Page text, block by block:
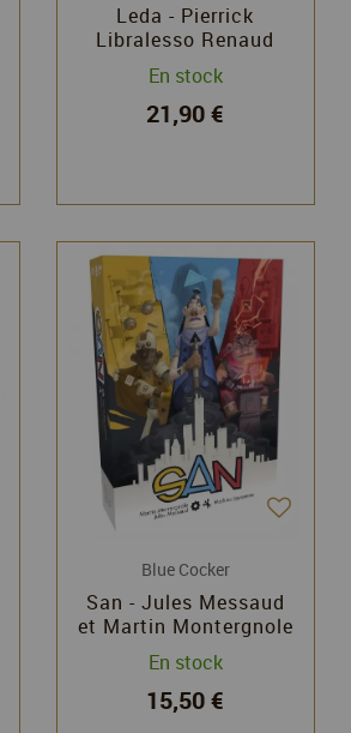
Leda - Pierrick
Libralesso Renaud
Libralesso Yoel
Sayada - Sorry we are
French
En stock
21,90 €
Blue Cocker
San - Jules Messaud
et Martin Montergnole
- Blue Cocker
En stock
15,50 €